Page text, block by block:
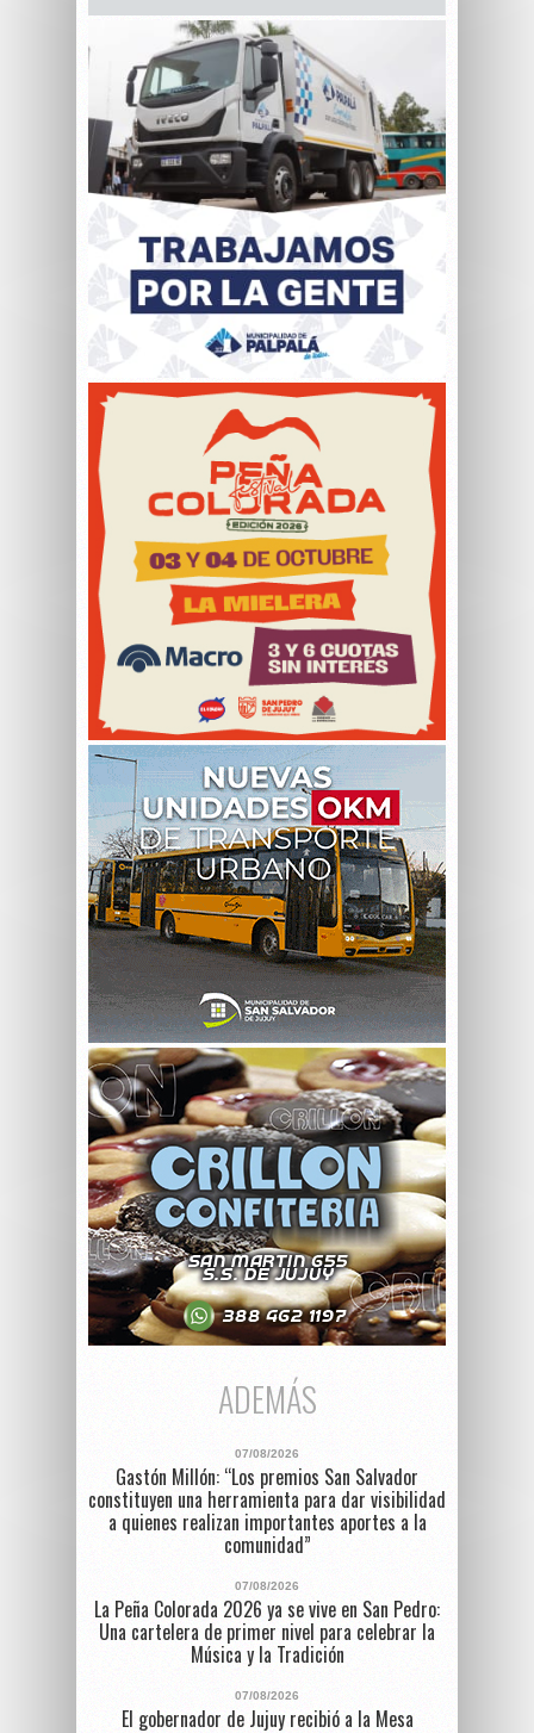
ADEMÁS
07/08/2026
Gastón Millón: “Los premios San Salvador
constituyen una herramienta para dar visibilidad
a quienes realizan importantes aportes a la
comunidad”
07/08/2026
La Peña Colorada 2026 ya se vive en San Pedro:
Una cartelera de primer nivel para celebrar la
Música y la Tradición
07/08/2026
El gobernador de Jujuy recibió a la Mesa